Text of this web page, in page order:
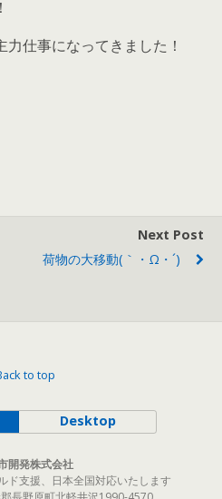
力仕事になってきました！
Next Post
荷物の大移動(｀・ω・´)ゞ
to top
Desktop
開発株式会社
ド支援、日本全国対応いたします